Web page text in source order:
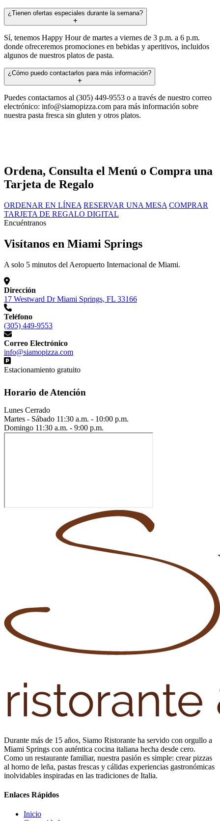
¿Tienen ofertas especiales durante la semana?
Sí, tenemos Happy Hour de martes a viernes de 3 p.m. a 6 p.m.
donde ofreceremos promociones en bebidas y aperitivos, incluidos
algunos de nuestros platos de pasta.
¿Cómo puedo contactarlos para más información?
Puedes contactarnos al (305) 449-9553 o a través de nuestro correo
electrónico: info@siamopizza.com para más información sobre
nuestra pasta fresca sin gluten y otros platos.
Ordena, Consulta el Menú o Compra una
Tarjeta de Regalo
ORDENAR EN LÍNEA RESERVAR UNA MESA COMPRAR
TARJETA DE REGALO DIGITAL
Encuéntranos
Visítanos en Miami Springs
A solo 5 minutos del Aeropuerto Internacional de Miami.
Dirección
17 Westward Dr Miami Springs, FL 33166
Teléfono
(305) 449-9553
Correo Electrónico
info@siamopizza.com
Estacionamiento gratuito
Horario de Atención
Lunes Cerrado
Martes - Sábado 11:30 a.m. - 10:00 p.m.
Domingo 11:30 a.m. - 9:00 p.m.
Durante más de 15 años, Siamo Ristorante ha servido con orgullo a
Miami Springs con auténtica cocina italiana hecha desde cero.
Como un restaurante familiar, nuestra pasión es simple: crear pizzas
al horno de leña, pastas frescas y cálidas experiencias gastronómicas
inolvidables inspiradas en las tradiciones de Italia.
Enlaces Rápidos
Inicio